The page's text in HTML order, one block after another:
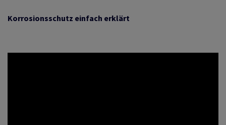
Korrosionsschutz einfach erklärt